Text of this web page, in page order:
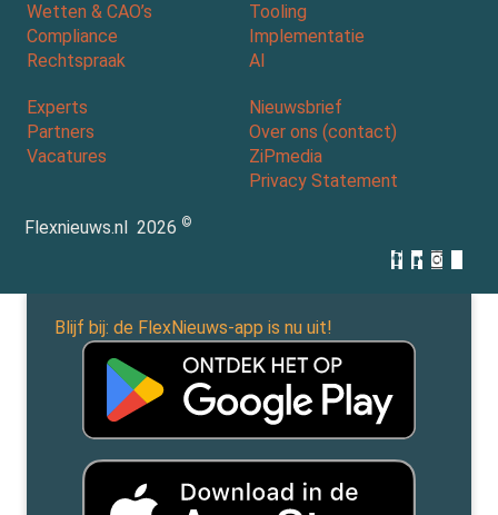
Wetten & CAO’s
Compliance
Rechtspraak
Tooling
Implementatie
AI
Experts
Partners
Vacatures
Nieuwsbrief
Over ons (contact)
ZiPmedia
Privacy Statement
Flexnieuws.nl 2026 ©
Blijf bij: de FlexNieuws-app is nu uit!